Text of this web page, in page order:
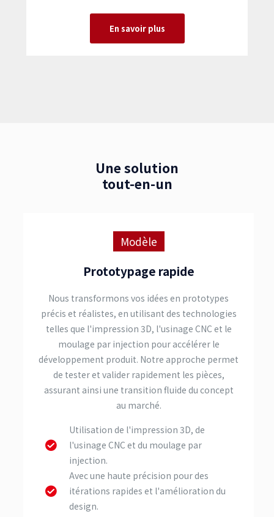
En savoir plus
Une solution
tout-en-un
Modèle
Prototypage rapide
Nous transformons vos idées en prototypes
précis et réalistes, en utilisant des technologies
telles que l'impression 3D, l'usinage CNC et le
moulage par injection pour accélérer le
développement produit. Notre approche permet
de tester et valider rapidement les pièces,
assurant ainsi une transition fluide du concept
au marché.
Utilisation de l'impression 3D, de
l'usinage CNC et du moulage par
injection.
Avec une haute précision pour des
itérations rapides et l'amélioration du
design.